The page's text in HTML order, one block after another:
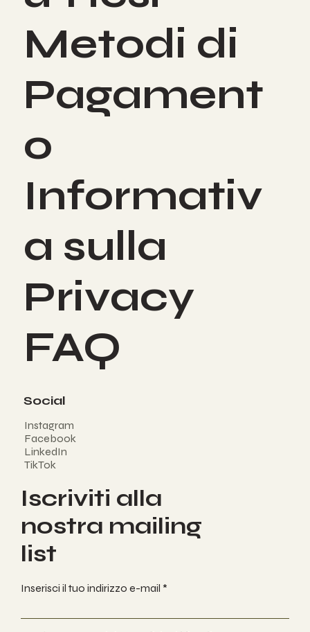
Metodi di
Pagament
o
Informativ
a sulla
Privacy
FAQ
Social
Instagram
Facebook
LinkedIn
TikTok
Iscriviti alla
nostra mailing
list
Inserisci il tuo indirizzo e-mail